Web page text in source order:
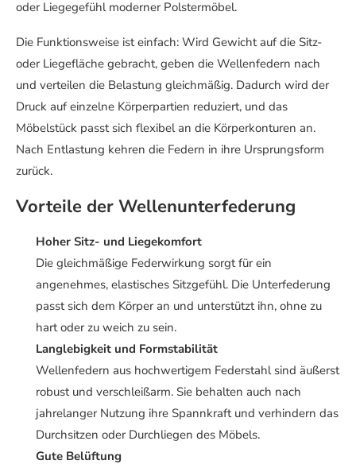
oder Liegegefühl moderner Polstermöbel.
Die Funktionsweise ist einfach: Wird Gewicht auf die Sitz-
oder Liegefläche gebracht, geben die Wellenfedern nach
und verteilen die Belastung gleichmäßig. Dadurch wird der
Druck auf einzelne Körperpartien reduziert, und das
Möbelstück passt sich flexibel an die Körperkonturen an.
Nach Entlastung kehren die Federn in ihre Ursprungsform
zurück.
Vorteile der Wellenunterfederung
Hoher Sitz- und Liegekomfort
Die gleichmäßige Federwirkung sorgt für ein
angenehmes, elastisches Sitzgefühl. Die Unterfederung
passt sich dem Körper an und unterstützt ihn, ohne zu
hart oder zu weich zu sein.
Langlebigkeit und Formstabilität
Wellenfedern aus hochwertigem Federstahl sind äußerst
robust und verschleißarm. Sie behalten auch nach
jahrelanger Nutzung ihre Spannkraft und verhindern das
Durchsitzen oder Durchliegen des Möbels.
Gute Belüftung